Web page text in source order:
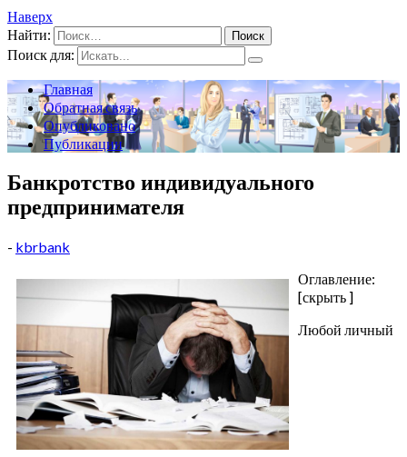
Наверх
Найти:
Поиск для:
Главная
Обратная связь
Опубликовано
Публикации
Банкротство индивидуального
предпринимателя
- kbrbank
Оглавление:
[скрыть ]
Любой личный